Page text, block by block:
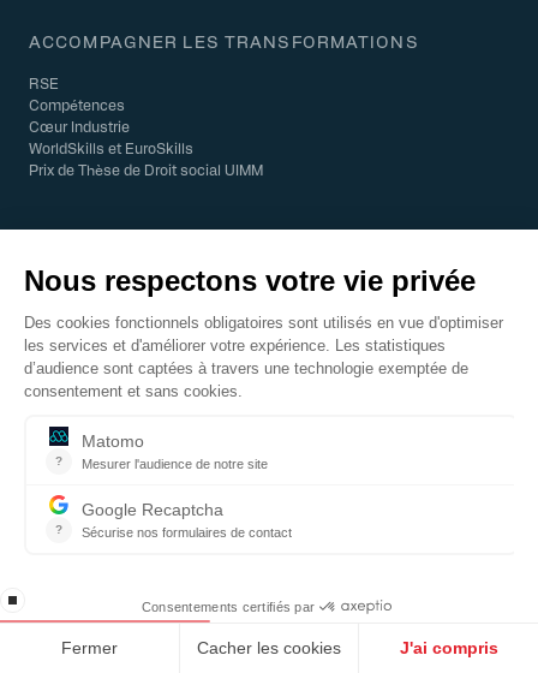
ACCOMPAGNER LES TRANSFORMATIONS
RSE
Compétences
Cœur Industrie
WorldSkills et EuroSkills
Prix de Thèse de Droit social UIMM
Mentions légales
Enquête CDICO
CODIFOR
Index Égalité professionnelle
AGFPN
Contact